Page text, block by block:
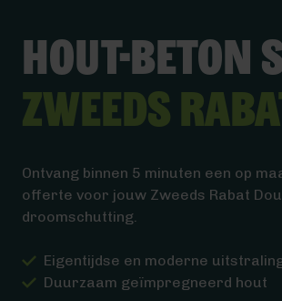
Hout-beton
Zweeds
Ontvang binnen 5 minuten een op
offerte voor jouw Zweeds Rabat
droomschutting.
Eigentijdse en moderne
Duurzaam geïmpregneerd hout